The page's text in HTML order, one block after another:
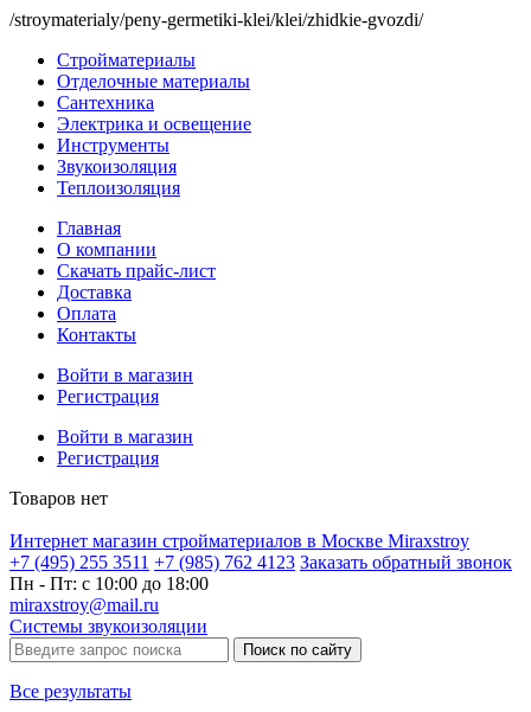
/stroymaterialy/peny-germetiki-klei/klei/zhidkie-gvozdi/
Стройматериалы
Отделочные материалы
Сантехника
Электрика и освещение
Инструменты
Звукоизоляция
Теплоизоляция
Главная
О компании
Скачать прайс-лист
Доставка
Оплата
Контакты
Войти в магазин
Регистрация
Войти в магазин
Регистрация
Товаров нет
Интернет магазин стройматериалов в Москве Miraxstroy
+7 (495) 255 3511 +7 (985) 762 4123 Заказать обратный звонок
Пн - Пт: с 10:00 до 18:00
miraxstroy@mail.ru
Системы звукоизоляции
Поиск по сайту
Все результаты